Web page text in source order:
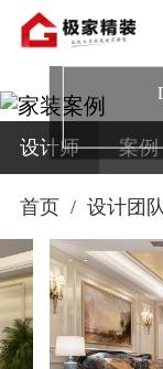
设计师 案例
首页 设计团队